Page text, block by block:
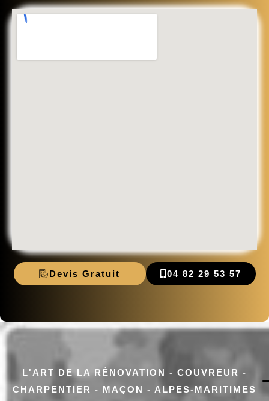
Devis Gratuit 04 82 29 53 57
L'ART DE LA RÉNOVATION - COUVREUR -
CHARPENTIER - MAÇON - ALPES-MARITIMES